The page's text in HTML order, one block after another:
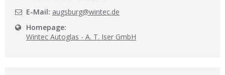
E-Mail: augsburg@wintec.de
Homepage:
Wintec Autoglas - A. T. Iser GmbH